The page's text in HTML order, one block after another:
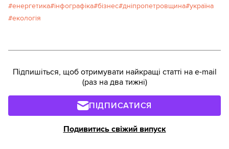
енергетика інфографіка бізнес дніпропетровщина україна
екологія
Підпишіться, щоб отримувати найкращі статті на e-mail
(раз на два тижні)
ПІДПИСАТИСЯ
Подивитись свіжий випуск